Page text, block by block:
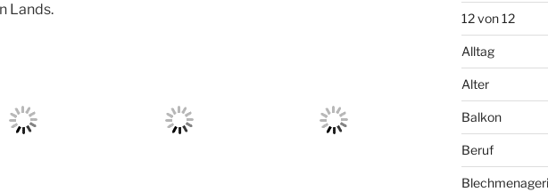
Lands.
12 von 12
Alltag
Alter
Balkon
Beruf